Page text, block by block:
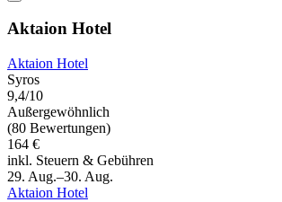
Aktaion Hotel
Aktaion Hotel
Syros
9,4/10
Außergewöhnlich
(80 Bewertungen)
164 €
inkl. Steuern & Gebühren
29. Aug.–30. Aug.
Aktaion Hotel